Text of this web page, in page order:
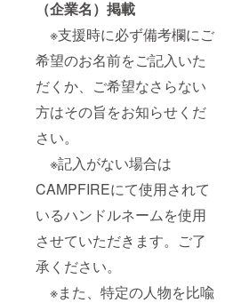
（企業名）掲載
※支援時に必ず備考欄にご
希望のお名前をご記入いた
だくか、ご希望なさらない
方はその旨をお知らせくだ
さい。
※記入がない場合は
CAMPFIREにて使用されて
いるハンドルネームを使用
させていただきます。ご了
承ください。
※また、特定の人物を比喩